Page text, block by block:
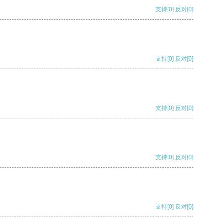
支持[0] 反对[0]
支持[0] 反对[0]
支持[0] 反对[0]
支持[0] 反对[0]
支持[0] 反对[0]